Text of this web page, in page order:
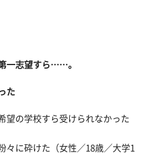
一志望すら……。
た
望の学校すら受けられなかった
々に砕けた（女性／18歳／大学1